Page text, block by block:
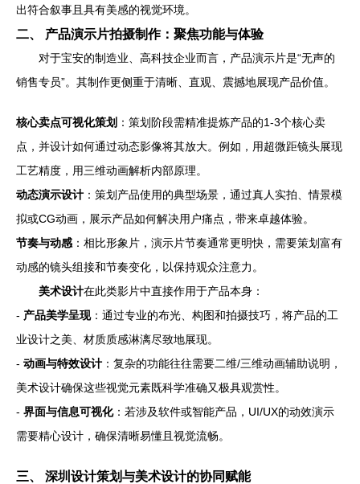
出符合叙事且具有美感的视觉环境。
二、 产品演示片拍摄制作：聚焦功能与体验
对于宝安的制造业、高科技企业而言，产品演示片是“无声的
销售专员”。其制作更侧重于清晰、直观、震撼地展现产品价值。
核心卖点可视化策划 ：策划阶段需精准提炼产品的1-3个核心卖
点，并设计如何通过动态影像将其放大。例如，用超微距镜头展现
工艺精度，用三维动画解析内部原理。
动态演示设计 ：策划产品使用的典型场景，通过真人实拍、情景模
拟或CG动画，展示产品如何解决用户痛点，带来卓越体验。
节奏与动感 ：相比形象片，演示片节奏通常更明快，需要策划富有
动感的镜头组接和节奏变化，以保持观众注意力。
美术设计在此类影片中直接作用于产品本身：
- 产品美学呈现：通过专业的布光、构图和拍摄技巧，将产品的工
业设计之美、材质质感淋漓尽致地展现。
- 动画与特效设计 ：复杂的功能往往需要二维/三维动画辅助说明，
美术设计确保这些视觉元素既科学准确又极具观赏性。
- 界面与信息可视化：若涉及软件或智能产品，UI/UX的动效演示
需要精心设计，确保清晰易懂且视觉流畅。
三、 深圳设计策划与美术设计的协同赋能